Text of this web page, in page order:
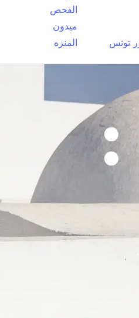
الفحص
ميدون
تونس
المنزه